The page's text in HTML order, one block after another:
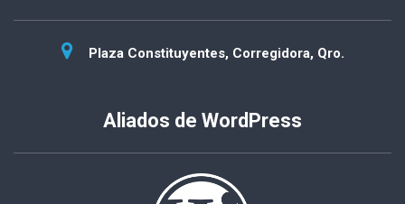
Plaza Constituyentes, Corregidora, Qro.
Aliados de WordPress